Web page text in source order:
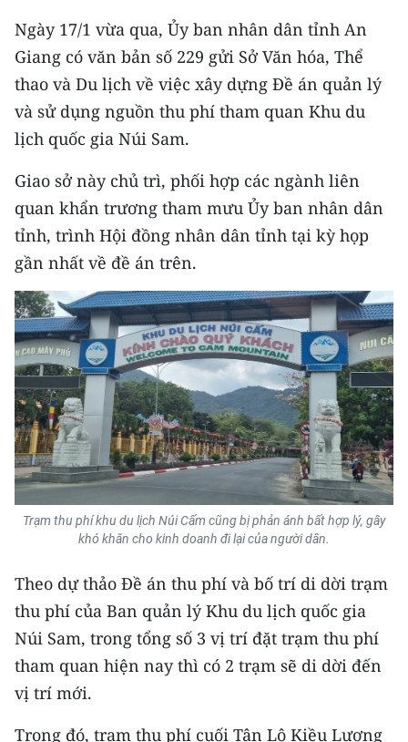
Media Kinh tế
Media Văn hóa
Media Xã hội
Media Du lịch
Media Thế giới
Media Thể thao
Media Giáo dục
Media Y tế
Media Khoa học - Công nghệ
Media Môi trường
Ảnh
Infographic
TIN MỚI
TIN ĐỊA PHƯƠNG
Trung du và miền núi phía Bắc
Ngày 17/1 vừa qua, Ủy ban nhân dân tỉnh An
Giang có văn bản số 229 gửi Sở Văn hóa, Thể
thao và Du lịch về việc xây dựng Đề án quản lý
và sử dụng nguồn thu phí tham quan Khu du
lịch quốc gia Núi Sam.
Giao sở này chủ trì, phối hợp các ngành liên
quan khẩn trương tham mưu Ủy ban nhân dân
tỉnh, trình Hội đồng nhân dân tỉnh tại kỳ họp
gần nhất về đề án trên.
Trạm thu phí khu du lịch Núi Cấm cũng bị phản ánh bất hợp lý, gây
khó khăn cho kinh doanh đi lại của người dân.
Theo dự thảo Đề án thu phí và bố trí di dời trạm
thu phí của Ban quản lý Khu du lịch quốc gia
Núi Sam, trong tổng số 3 vị trí đặt trạm thu phí
tham quan hiện nay thì có 2 trạm sẽ di dời đến
vị trí mới.
Trong đó, trạm thu phí cuối Tân Lộ Kiều Lương